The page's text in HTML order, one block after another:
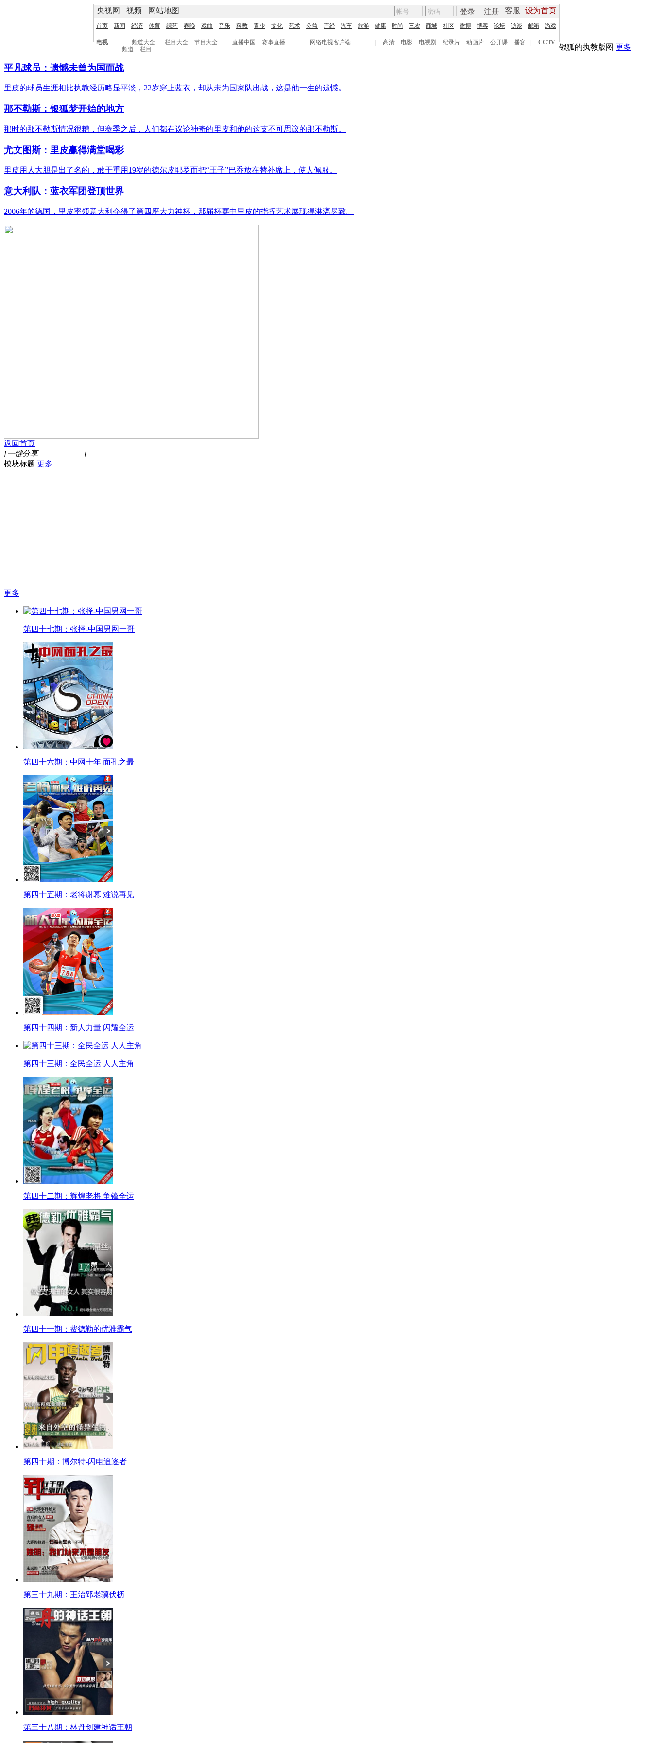
央视网 | 视频 | 网站地图 客服 设为首页
登录 注册
首页 新闻 经济 体育 综艺 春晚 戏曲 音乐 科教 青少 文化 艺术 公益 产经 汽车 旅游 健康 时尚 三农 商城 社区 微博 博客 论坛 访谈 邮箱 游戏
电视 频道大全 栏目大全 节目大全 直播中国 赛事直播 网络电视客户端 | 高清 电影 电视剧 纪录片 动画片 公开课 播客 |
CCTV
频道
栏目 银狐的执教版图 更多
平凡球员：遗憾未曾为国而战
里皮的球员生涯相比执教经历略显平淡，22岁穿上蓝衣，却从未为国家队出战，这是他一生的遗憾。
那不勒斯：银狐梦开始的地方
那时的那不勒斯情况很糟，但赛季之后，人们都在议论神奇的里皮和他的这支不可思议的那不勒斯。
尤文图斯：里皮赢得满堂喝彩
里皮用人大胆是出了名的，敢于重用19岁的德尔皮耶罗而把“王子”巴乔放在替补席上，使人佩服。
意大利队：蓝衣军团登顶世界
2006年的德国，里皮率领意大利夺得了第四座大力神杯，那届杯赛中里皮的指挥艺术展现得淋漓尽致。
返回首页
[一键分享
]
模块标题 更多
更多
第四十七期：张择-中国男网一哥
第四十六期：中网十年 面孔之最
第四十五期：老将谢幕 难说再见
第四十四期：新人力量 闪耀全运
第四十三期：全民全运 人人主角
第四十二期：辉煌老将 争锋全运
第四十一期：费德勒的优雅霸气
第四十期：博尔特-闪电追逐者
第三十九期：王治郅老骥伏枥
第三十八期：林丹创建神话王朝